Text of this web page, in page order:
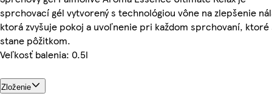
sprchovací gél vytvorený s technológiou vône na zlepšenie
ktorá zvyšuje pokoj a uvoľnenie pri každom sprchovaní, ktoré
stane pôžitkom.
Veľkosť balenia: 0.5l
Zloženie